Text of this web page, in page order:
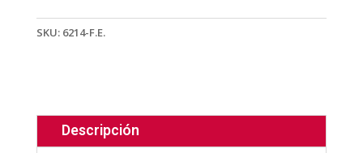
SKU: 6214-F.E.
Descripción